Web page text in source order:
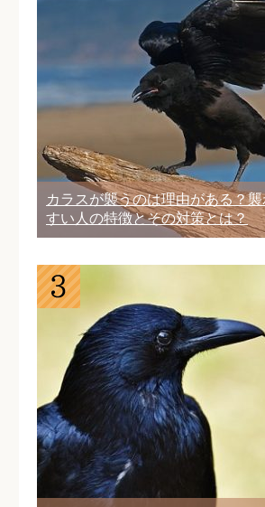
カラスが襲うのは理由がある？
すい人の特徴とその対策とは？